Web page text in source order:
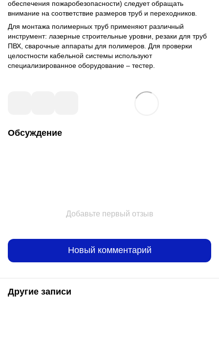
обеспечения пожаробезопасности) следует обращать
внимание на соответствие размеров труб и переходников.
Для монтажа полимерных труб применяют различный
инструмент: лазерные строительные уровни, резаки для труб
ПВХ, сварочные аппараты для полимеров. Для проверки
целостности кабельной системы используют
специализированное оборудование – тестер.
Обсуждение
Добавьте первый отзыв
Новый комментарий
Другие записи